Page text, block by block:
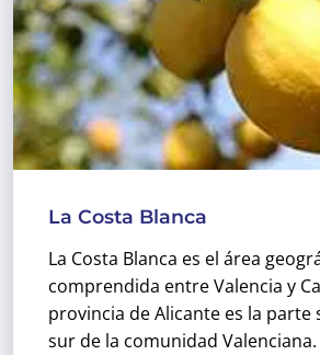
La Costa Blanca
La Costa Blanca es el área
comprendida entre Valencia y
provincia de Alicante es la parte
sur de la comunidad